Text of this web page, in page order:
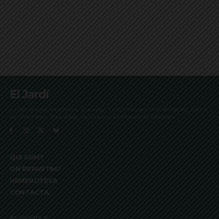
El Jardí
La Bonanova, Monterols, Galvany, Turó Parc, el Farró, el Putxet, Sarrià,
les Tres Torres, Pedralbes, Vallvidrera, les Planes i el Tibidabo
QUI SOM?
ON REPARTIM?
HEMEROTECA
CONTACTA